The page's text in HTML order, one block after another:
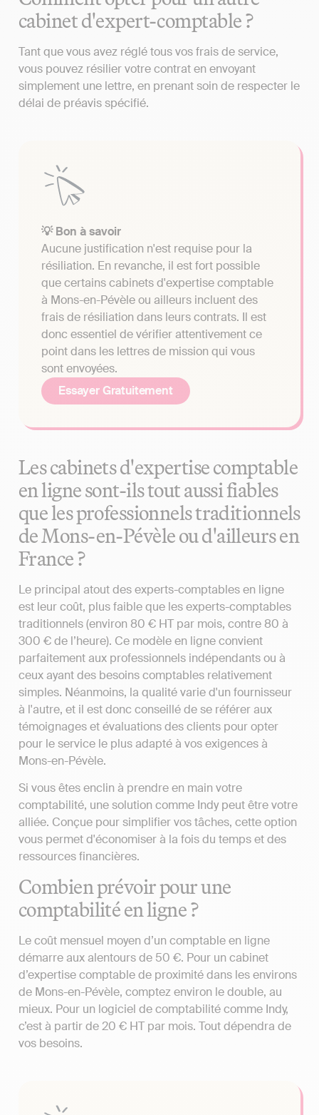
cabinet d'expert-comptable ?
Tant que vous avez réglé tous vos frais de service,
vous pouvez résilier votre contrat en envoyant
simplement une lettre, en prenant soin de respecter le
délai de préavis spécifié.
💡 Bon à savoir
Aucune justification n'est requise pour la
résiliation. En revanche, il est fort possible
que certains cabinets d'expertise comptable
à Mons-en-Pévèle ou ailleurs incluent des
frais de résiliation dans leurs contrats. Il est
donc essentiel de vérifier attentivement ce
point dans les lettres de mission qui vous
sont envoyées.
Essayer Gratuitement
Les cabinets d'expertise comptable
en ligne sont-ils tout aussi fiables
que les professionnels traditionnels
de Mons-en-Pévèle ou d'ailleurs en
France ?
Le principal atout des experts-comptables en ligne
est leur coût, plus faible que les experts-comptables
traditionnels (environ 80 € HT par mois, contre 80 à
300 € de l’heure). Ce modèle en ligne convient
parfaitement aux professionnels indépendants ou à
ceux ayant des besoins comptables relativement
simples. Néanmoins, la qualité varie d'un fournisseur
à l'autre, et il est donc conseillé de se référer aux
témoignages et évaluations des clients pour opter
pour le service le plus adapté à vos exigences à
Mons-en-Pévèle.
Si vous êtes enclin à prendre en main votre
comptabilité, une solution comme Indy peut être votre
alliée. Conçue pour simplifier vos tâches, cette option
vous permet d'économiser à la fois du temps et des
ressources financières.
Combien prévoir pour une
comptabilité en ligne ?
Le coût mensuel moyen d’un comptable en ligne
démarre aux alentours de 50 €. Pour un cabinet
d’expertise comptable de proximité dans les environs
de Mons-en-Pévèle, comptez environ le double, au
mieux. Pour un logiciel de comptabilité comme Indy,
c’est à partir de 20 € HT par mois. Tout dépendra de
vos besoins.